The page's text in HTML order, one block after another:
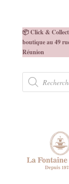
📦 Click &
boutique au 49
Réunion
Recherche
produits